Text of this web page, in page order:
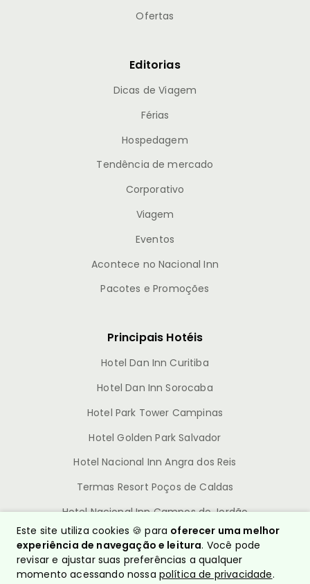
Ofertas
Editorias
Dicas de Viagem
Férias
Hospedagem
Tendência de mercado
Corporativo
Viagem
Eventos
Acontece no Nacional Inn
Pacotes e Promoções
Principais Hotéis
Hotel Dan Inn Curitiba
Hotel Dan Inn Sorocaba
Hotel Park Tower Campinas
Hotel Golden Park Salvador
Hotel Nacional Inn Angra dos Reis
Termas Resort Poços de Caldas
Hotel Nacional Inn Campos do Jordão
Este site utiliza cookies 🍪 para oferecer uma melhor
experiência de navegação e leitura. Você pode
revisar e ajustar suas preferências a qualquer
momento acessando nossa política de privacidade.